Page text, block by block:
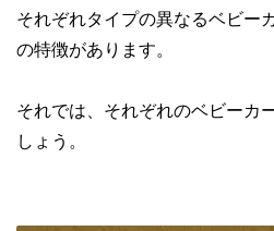
それぞれタイプの異なるベビー
の特徴があります。
それでは、それぞれのベビーカ
しょう。